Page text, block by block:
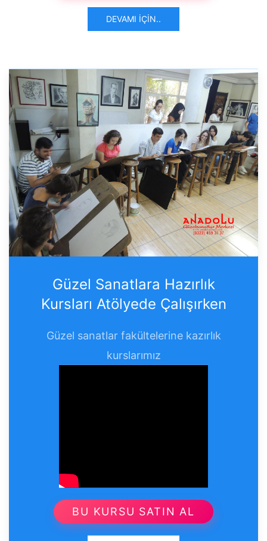
DEVAMI İÇIN..
Güzel Sanatlara Hazırlık
Kursları Atölyede Çalışırken
Güzel sanatlar fakültelerine kazırlık
kurslarımız
BU KURSU SATIN AL